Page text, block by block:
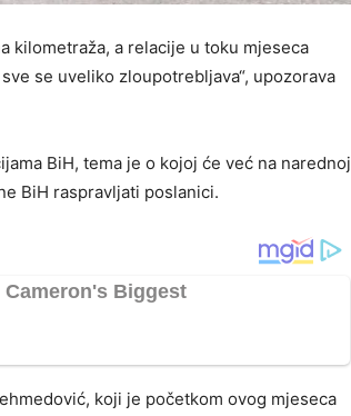
kilometraža, a relacije u toku mjeseca
se uveliko zloupotrebljava“, upozorava
BiH, tema je o kojoj će već na narednoj
BiH raspravljati poslanici.
koji je početkom ovog mjeseca